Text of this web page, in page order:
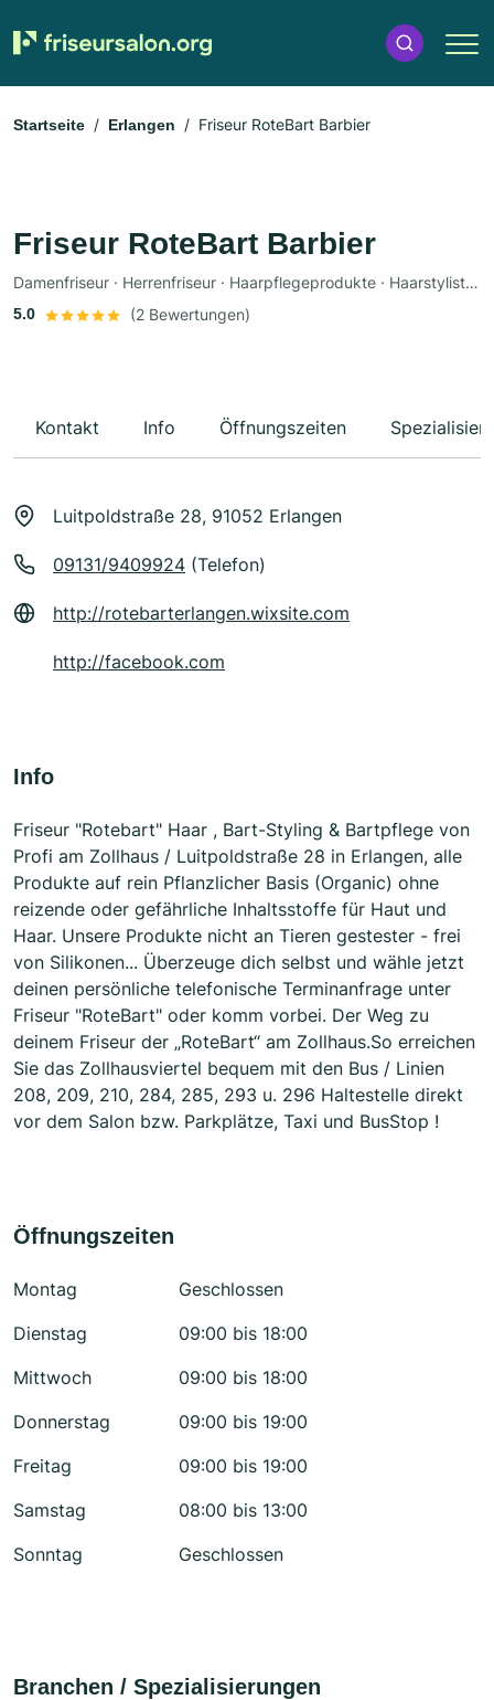
Startseite Erlangen Friseur RoteBart Barbier
Friseur RoteBart Barbier
Damenfriseur · Herrenfriseur · Haarpflegeprodukte · Haarstylist · Typberatung
5.0 (2 Bewertungen)
Kontakt Info Öffnungszeiten
Luitpoldstraße 28, 91052 Erlangen
09131/9409924 (Telefon)
http://rotebarterlangen.wixsite.com
http://facebook.com
Info
Friseur "Rotebart" Haar , Bart-Styling & Bartpflege von
Profi am Zollhaus / Luitpoldstraße 28 in Erlangen, alle
Produkte auf rein Pflanzlicher Basis (Organic) ohne
reizende oder gefährliche Inhaltsstoffe für Haut und
Haar. Unsere Produkte nicht an Tieren gestester - frei
von Silikonen... Überzeuge dich selbst und wähle jetzt
deinen persönliche telefonische Terminanfrage unter
Friseur "RoteBart" oder komm vorbei. Der Weg zu
deinem Friseur der „RoteBart“ am Zollhaus. ​ So erreichen
Sie das Zollhausviertel bequem mit den Bus / Linien
208, 209, 210, 284, 285, 293 u. 296 Haltestelle direkt
vor dem Salon bzw. Parkplätze, Taxi und BusStop !
Öffnungszeiten
Montag
Geschlossen
Dienstag
09:00 bis 18:00
Mittwoch
09:00 bis 18:00
Donnerstag
09:00 bis 19:00
Freitag
09:00 bis 19:00
Samstag
08:00 bis 13:00
Sonntag
Geschlossen
Branchen / Spezialisierungen